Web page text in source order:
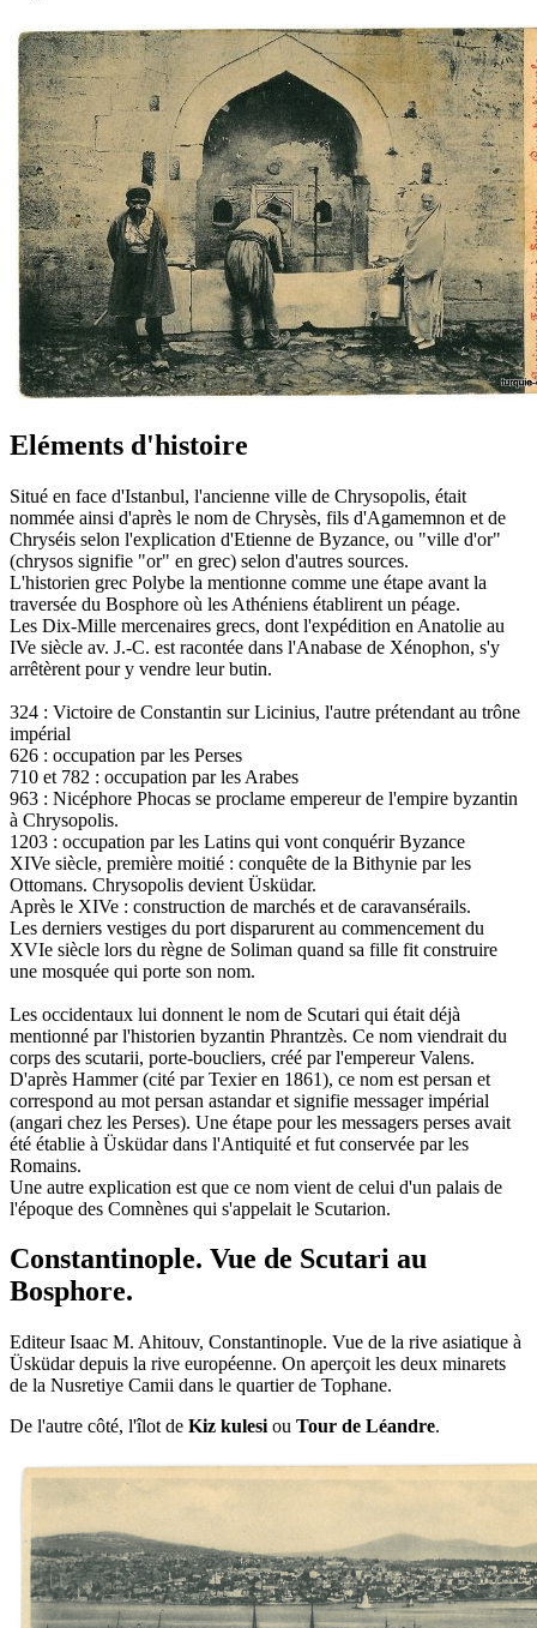
Eléments d'histoire
Situé en face d'Istanbul, l'ancienne ville de Chrysopolis, était
nommée ainsi d'après le nom de Chrysès, fils d'Agamemnon et de
Chryséis selon l'explication d'Etienne de Byzance, ou "ville d'or"
(chrysos signifie "or" en grec) selon d'autres sources.
L'historien grec Polybe la mentionne comme une étape avant la
traversée du Bosphore où les Athéniens établirent un péage.
Les Dix-Mille mercenaires grecs, dont l'expédition en Anatolie au
IVe siècle av. J.-C. est racontée dans l'Anabase de Xénophon, s'y
arrêtèrent pour y vendre leur butin.
324 : Victoire de Constantin sur Licinius, l'autre prétendant au trône
impérial
626 : occupation par les Perses
710 et 782 : occupation par les Arabes
963 : Nicéphore Phocas se proclame empereur de l'empire byzantin
à Chrysopolis.
1203 : occupation par les Latins qui vont conquérir Byzance
XIVe siècle, première moitié : conquête de la Bithynie par les
Ottomans. Chrysopolis devient Üsküdar.
Après le XIVe : construction de marchés et de caravansérails.
Les derniers vestiges du port disparurent au commencement du
XVIe siècle lors du règne de Soliman quand sa fille fit construire
une mosquée qui porte son nom.
Les occidentaux lui donnent le nom de Scutari qui était déjà
mentionné par l'historien byzantin Phrantzès. Ce nom viendrait du
corps des scutarii, porte-boucliers, créé par l'empereur Valens.
D'après Hammer (cité par Texier en 1861), ce nom est persan et
correspond au mot persan astandar et signifie messager impérial
(angari chez les Perses). Une étape pour les messagers perses avait
été établie à Üsküdar dans l'Antiquité et fut conservée par les
Romains.
Une autre explication est que ce nom vient de celui d'un palais de
l'époque des Comnènes qui s'appelait le Scutarion.
Constantinople. Vue de Scutari au
Bosphore.
Editeur Isaac M. Ahitouv, Constantinople. Vue de la rive asiatique à
Üsküdar depuis la rive européenne. On aperçoit les deux minarets
de la Nusretiye Camii dans le quartier de Tophane.
De l'autre côté, l'îlot de Kiz kulesi ou Tour de Léandre.